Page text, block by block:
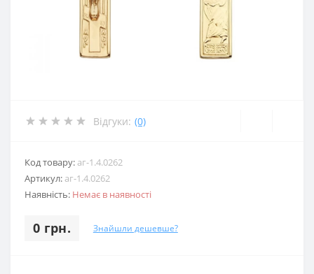
Відгуки: (0)
Код товару: аг-1.4.0262
Артикул: аг-1.4.0262
Наявність: Немає в наявності
0 грн. Знайшли дешевше?